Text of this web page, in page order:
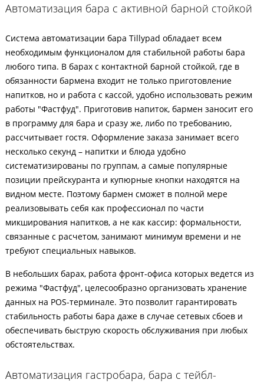
Автоматизация бара с активной барной стойкой
Система автоматизации бара Tillypad обладает всем
необходимым функционалом для стабильной работы бара
любого типа. В барах с контактной барной стойкой, где в
обязанности бармена входит не только приготовление
напитков, но и работа с кассой, удобно использовать режим
работы "Фастфуд". Приготовив напиток, бармен заносит его
в программу для бара и сразу же, либо по требованию,
рассчитывает гостя. Оформление заказа занимает всего
несколько секунд – напитки и блюда удобно
систематизированы по группам, а самые популярные
позиции прейскуранта и купюрные кнопки находятся на
видном месте. Поэтому бармен сможет в полной мере
реализовывать себя как профессионал по части
микширования напитков, а не как кассир: формальности,
связанные с расчетом, занимают минимум времени и не
требуют специальных навыков.
В небольших барах, работа фронт-офиса которых ведется из
режима "Фастфуд", целесообразно организовать хранение
данных на POS-терминале. Это позволит гарантировать
стабильность работы бара даже в случае сетевых сбоев и
обеспечивать быструю скорость обслуживания при любых
обстоятельствах.
Автоматизация гастробара, бара с тейбл-